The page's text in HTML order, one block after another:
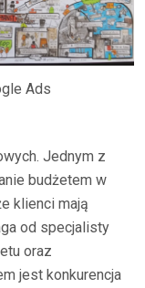
Ads
Jednym z
budżetem w
klienci mają
od specjalisty
oraz
jest konkurencja